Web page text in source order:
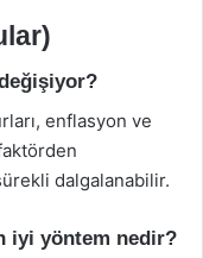
enflasyon ve
dalgalanabilir.
iyi yöntem nedir?